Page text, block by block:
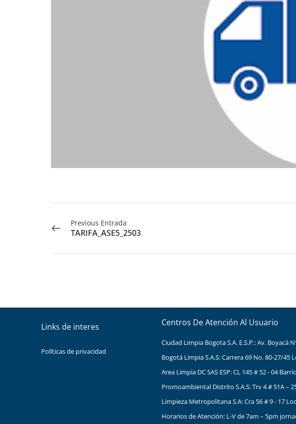
Previous Entrada
TARIFA_ASE5_2503
Links de interes
Políticas de privacidad
Centros De Atención Al Usuario
Ciudad Limpia Bogota S.A. E.S.P.: Av. Boyacá
Bogotá Limpia S.A.S: Carrera 69 No. 80-27/45
Area Limpia DC SAS ESP: CL 145 # 52 - 04
Promoambiental Distrito S.A.S: Trv 4 # 51A –
Limpieza Metropolitana S.A: Cra 56 # 9 - 17
Horarios de Atención: L-V de 7am – 5pm